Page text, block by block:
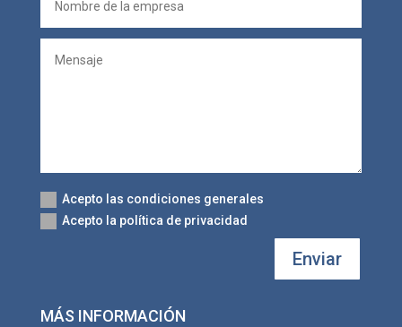
Acepto las condiciones generales
Acepto la política de privacidad
Enviar
MÁS INFORMACIÓN